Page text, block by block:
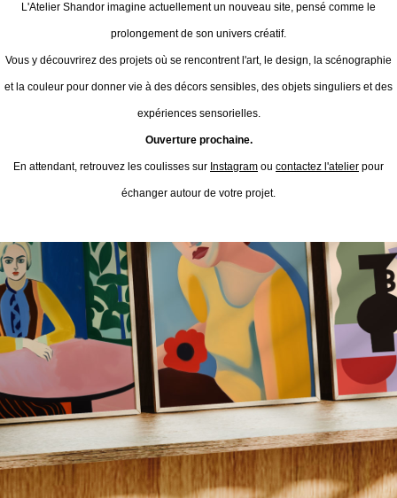
L'Atelier Shandor imagine actuellement un nouveau site, pensé comme le
prolongement de son univers créatif.
Vous y découvrirez des projets où se rencontrent l'art, le design, la scénographie
et la couleur pour donner vie à des décors sensibles, des objets singuliers et des
expériences sensorielles.
Ouverture prochaine.
En attendant, retrouvez les coulisses sur Instagram ou contactez l'atelier pour
échanger autour de votre projet.